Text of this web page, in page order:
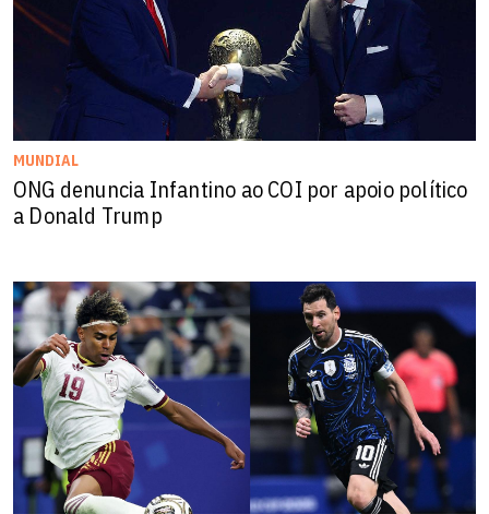
MUNDIAL
ONG denuncia Infantino ao COI por apoio político
a Donald Trump